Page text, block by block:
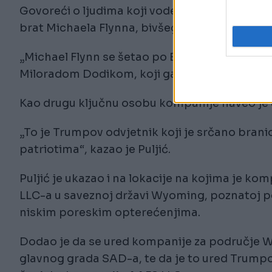
Govoreći o ljudima koji vode kompaniju,
brat Michaela Flynna, bivšeg savjetnika za
„Michael Flynn se šetao po Banjoj Luci u
Miloradom Dodikom, koji ga mjesečno plaća
Kao drugu ključnu osobu kompanije naveo
„To je Trumpov odvjetnik koji je srčano
patriotima“, kazao je Puljić.
Puljić je ukazao i na lokacije na kojima je
LLC-a u saveznoj državi Wyoming,
niskim poreskim opterećenjima.
Dodao je da se ured kompanije za područje
glavnog grada SAD-a, te da je to ured